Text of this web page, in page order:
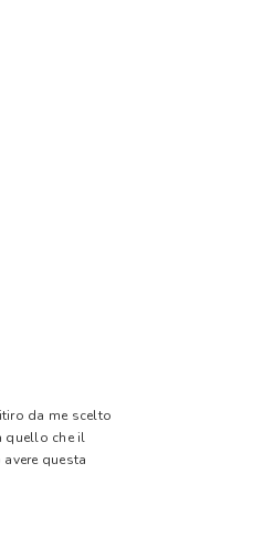
da me scelto
quello che il
questa